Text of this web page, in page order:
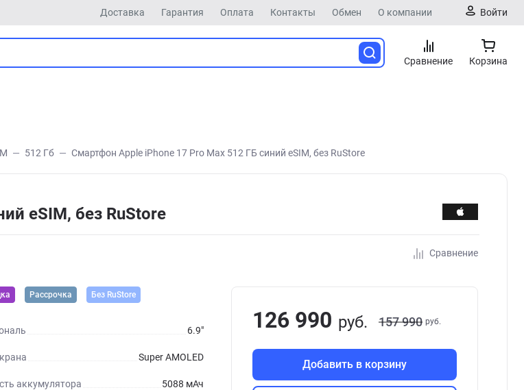
Доставка Гарантия Оплата Контакты Обмен О компании Войти
Сравнение Корзина
512 Гб Смартфон Apple iPhone 17 Pro Max 512 ГБ синий eSIM, без RuStore
eSIM, без RuStore
Сравнение
Рассрочка Без RuStore
6.9"
Super AMOLED
аккумулятора 5088 мАч
126 990 руб. 157 990 руб.
Добавить в корзину